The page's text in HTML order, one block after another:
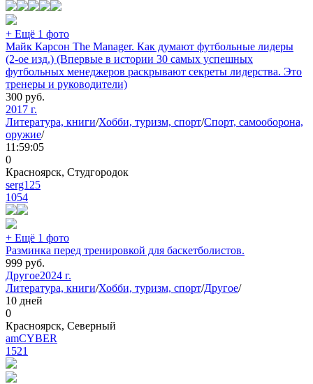
+ Ещё 1 фото
Майк Карсон The Manager. Как думают футбольные лидеры
(2-ое изд.) (Впервые в истории 30 самых успешных
футбольных менеджеров раскрывают секреты лидерства. Это
тренеры и руководители)
300 руб.
2017 г.
Литература, книги/Хобби, туризм, спорт/Спорт, самооборона,
оружие/
11:59:05
0
Красноярск, Студгородок
serg125
1054
+ Ещё 1 фото
Разминка перед тренировкой для баскетболистов.
999 руб.
Другое2024 г.
Литература, книги/Хобби, туризм, спорт/Другое/
10 дней
0
Красноярск, Северный
amCYBER
1521